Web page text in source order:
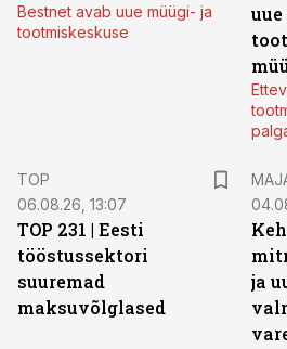
Bestnet avab uue müügi- ja
tootmiskeskuse
TOP
06.08.26, 13:07
TOP 231 | Eesti
tööstussektori
suuremad
maksuvõlglased
ja